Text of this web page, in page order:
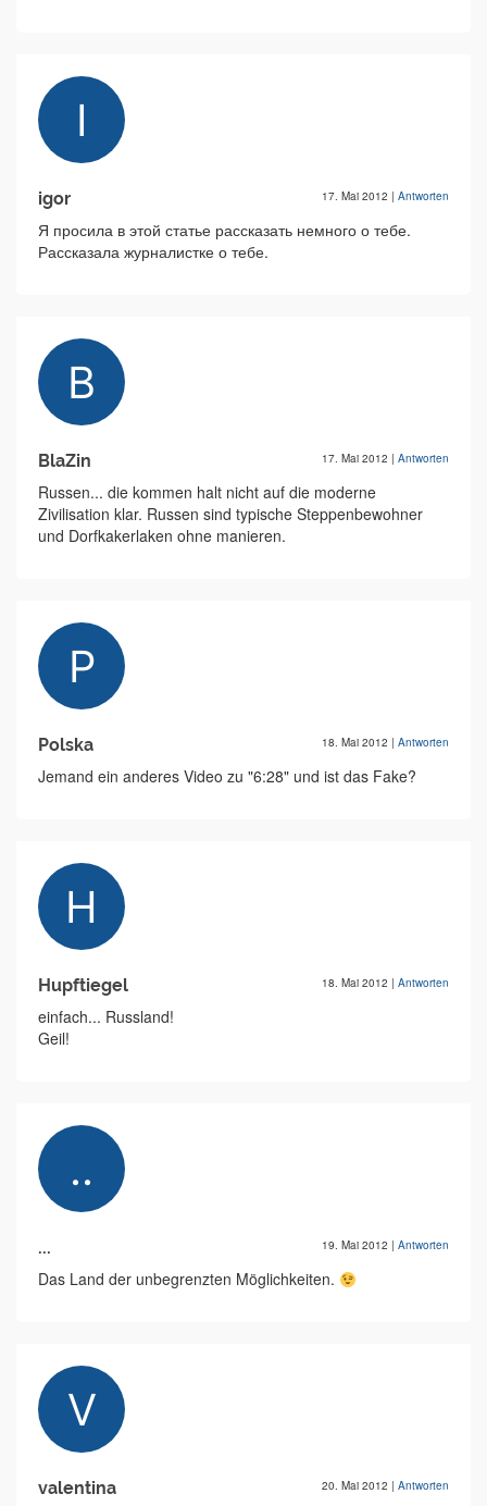
igor 17. Mai 2012 | Antworten
Я просила в этой статье рассказать немного о тебе.
Рассказала журналистке о тебе.
BlaZin 17. Mai 2012 | Antworten
Russen... die kommen halt nicht auf die moderne
Zivilisation klar. Russen sind typische Steppenbewohner
und Dorfkakerlaken ohne manieren.
Polska 18. Mai 2012 | Antworten
Jemand ein anderes Video zu "6:28" und ist das Fake?
Hupftiegel 18. Mai 2012 | Antworten
einfach... Russland!
Geil!
... 19. Mai 2012 | Antworten
Das Land der unbegrenzten Möglichkeiten.
valentina 20. Mai 2012 | Antworten